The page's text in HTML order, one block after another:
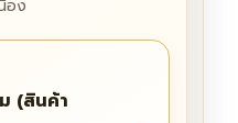
อง
(สินค้า